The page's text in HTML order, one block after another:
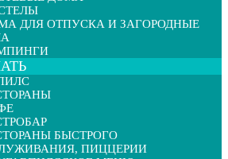
ДЛЯ ОТПУСКА И ЗАГОРОДНЫЕ
БЫСТРОГО
ПИЦЦЕРИИ